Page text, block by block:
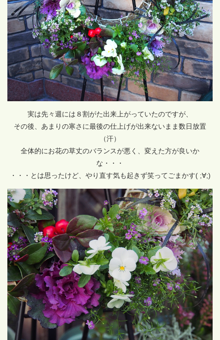
実は先々週には８割がた出来上がっていたのですが、
その後、あまりの寒さに最後の仕上げが出来ないまま数日放置
（汗）
全体的にお花の草丈のバランスが悪く、変えた方が良いか
な・・・
・・・とは思ったけど、やり直す気も起きず笑ってごまかす( ;∀;)